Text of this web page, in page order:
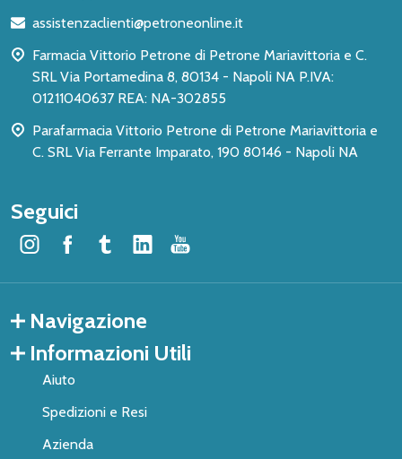
pagina
assistenzaclienti@petroneonline.it
Farmacia Vittorio Petrone di Petrone Mariavittoria e C.
SRL Via Portamedina 8, 80134 - Napoli NA P.IVA:
01211040637 REA: NA-302855
Parafarmacia Vittorio Petrone di Petrone Mariavittoria e
C. SRL Via Ferrante Imparato, 190 80146 - Napoli NA
Seguici
Navigazione
Informazioni Utili
Aiuto
Spedizioni e Resi
Azienda